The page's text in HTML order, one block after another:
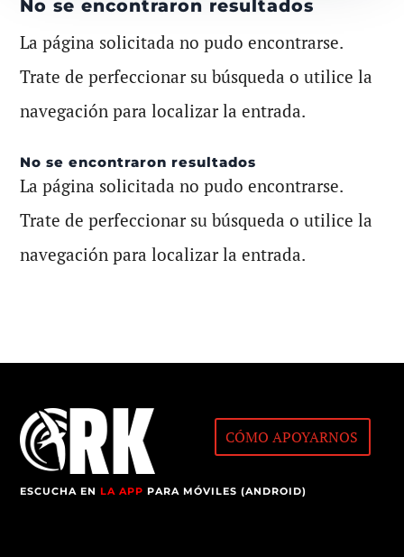
No se encontraron resultados
La página solicitada no pudo encontrarse.
Trate de perfeccionar su búsqueda o utilice la
navegación para localizar la entrada.
No se encontraron resultados
La página solicitada no pudo encontrarse.
Trate de perfeccionar su búsqueda o utilice la
navegación para localizar la entrada.
CÓMO APOYARNOS
ESCUCHA ENLA APP PARA MÓVILES (ANDROID)